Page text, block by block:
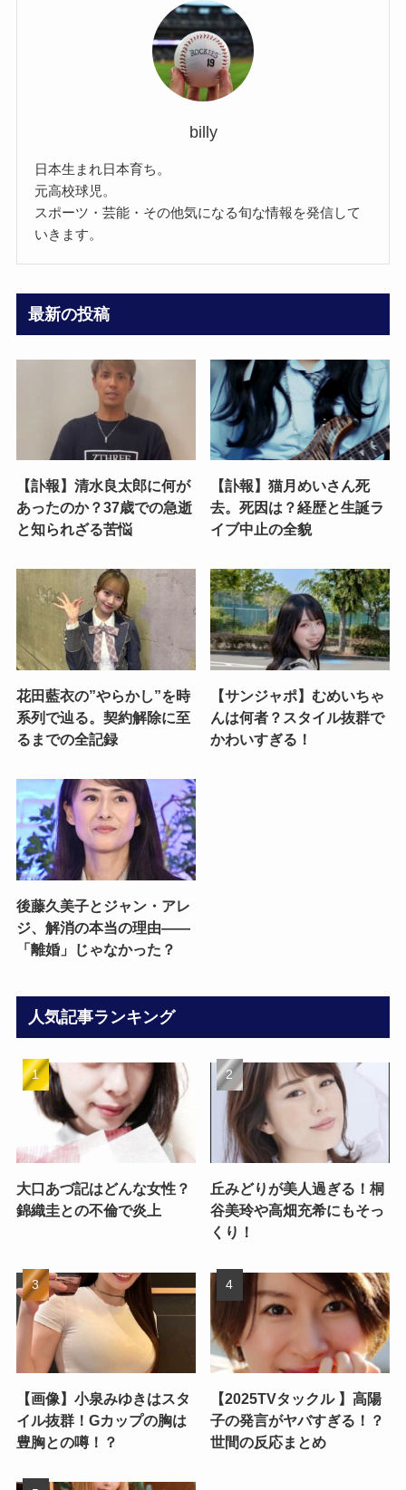
billy
日本生まれ日本育ち。
元高校球児。
スポーツ・芸能・その他気になる旬な情報を発信して
いきます。
最新の投稿
【訃報】清水良太郎に何が
あったのか？37歳での急逝
と知られざる苦悩
【訃報】猫月めいさん死
去。死因は？経歴と生誕ラ
イブ中止の全貌
花田藍衣の”やらかし”を時
系列で辿る。契約解除に至
るまでの全記録
【サンジャポ】むめいちゃ
んは何者？スタイル抜群で
かわいすぎる！
後藤久美子とジャン・アレ
ジ、解消の本当の理由——
「離婚」じゃなかった？
人気記事ランキング
大口あづ記はどんな女性？
錦織圭との不倫で炎上
丘みどりが美人過ぎる！桐
谷美玲や高畑充希にもそっ
くり！
【画像】小泉みゆきはスタ
イル抜群！Gカップの胸は
豊胸との噂！？
【2025TVタックル 】高陽
子の発言がヤバすぎる！？
世間の反応まとめ